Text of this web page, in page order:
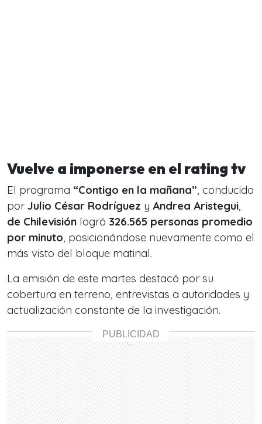
Vuelve a imponerse en el rating tv
El programa “Contigo en la mañana”, conducido
por Julio César Rodríguez y Andrea Aristegui,
de Chilevisión logró 326.565 personas promedio
por minuto, posicionándose nuevamente como el
más visto del bloque matinal.
La emisión de este martes destacó por su
cobertura en terreno, entrevistas a autoridades y
actualización constante de la investigación.